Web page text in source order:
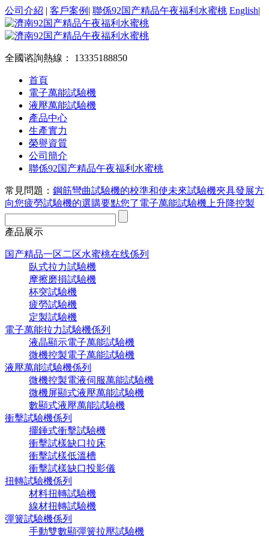
公司介紹 | 客戶案例 | 聯係92国产精品午夜福利水蜜桃 English|
全國谘詢熱線： 13335188850
首頁
電子萬能試驗機
液壓萬能試驗機
產品中心
生產實力
榮譽資質
公司簡介
聯係92国产精品午夜福利水蜜桃
常見問題： 鋼筋彎曲試驗機的校準和使未來試驗機夾具發展方
向您疲勞試驗機的選購要點您了電子萬能試驗機上升降控製
產品展示
国产精品一区二区水蜜桃在线係列
臥式拉力試驗機
摩擦磨損試驗機
杯突試驗機
疲勞試驗機
定製試驗機
電子萬能拉力試驗機係列
液晶顯示電子萬能試驗機
微機控製電子萬能試驗機
液壓萬能試驗機係列
微機控製電液伺服萬能試驗機
微機屏顯式液壓萬能試驗機
數顯式液壓萬能試驗機
衝擊試驗機係列
擺錘式衝擊試驗機
衝擊試樣缺口拉床
衝擊試樣低溫槽
衝擊試樣缺口投影儀
扭轉試驗機係列
材料扭轉試驗機
線材扭轉試驗機
彈簧試驗機係列
手動雙數顯彈簧拉壓試驗機